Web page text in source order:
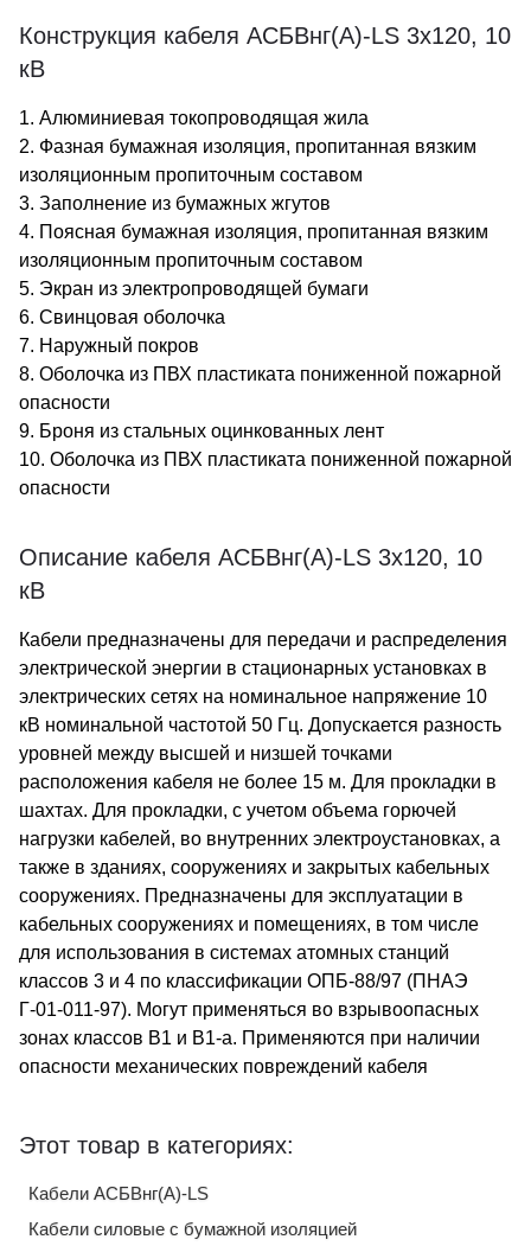
Конструкция кабеля АСБВнг(А)-LS 3х120, 10
кВ
1. Алюминиевая токопроводящая жила
2. Фазная бумажная изоляция, пропитанная вязким
изоляционным пропиточным составом
3. Заполнение из бумажных жгутов
4. Поясная бумажная изоляция, пропитанная вязким
изоляционным пропиточным составом
5. Экран из электропроводящей бумаги
6. Свинцовая оболочка
7. Наружный покров
8. Оболочка из ПВХ пластиката пониженной пожарной
опасности
9. Броня из стальных оцинкованных лент
10. Оболочка из ПВХ пластиката пониженной пожарной
опасности
Описание кабеля АСБВнг(А)-LS 3х120, 10
кВ
Кабели предназначены для передачи и распределения
электрической энергии в стационарных установках в
электрических сетях на номинальное напряжение 10
кВ номинальной частотой 50 Гц. Допускается разность
уровней между высшей и низшей точками
расположения кабеля не более 15 м. Для прокладки в
шахтах. Для прокладки, с учетом объема горючей
нагрузки кабелей, во внутренних электроустановках, а
также в зданиях, сооружениях и закрытых кабельных
сооружениях. Предназначены для эксплуатации в
кабельных сооружениях и помещениях, в том числе
для использования в системах атомных станций
классов 3 и 4 по классификации ОПБ-88/97 (ПНАЭ
Г-01-011-97). Могут применяться во взрывоопасных
зонах классов В1 и В1-а. Применяются при наличии
опасности механических повреждений кабеля
Этот товар в категориях:
Кабели АСБВнг(А)-LS
Кабели силовые с бумажной изоляцией